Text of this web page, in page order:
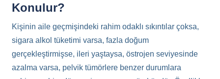
Konulur?
Kişinin aile geçmişindeki rahim odaklı sıkıntılar çoksa,
sigara alkol tüketimi varsa, fazla doğum
gerçekleştirmişse, ileri yaştaysa, östrojen seviyesinde
azalma varsa, pelvik tümörlere benzer durumlara